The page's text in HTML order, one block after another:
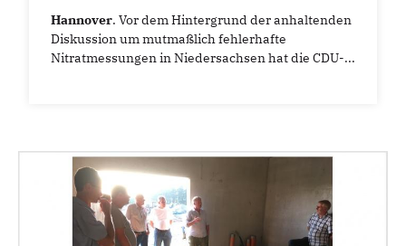
Hannover. Vor dem Hintergrund der anhaltenden
Diskussion um mutmaßlich fehlerhafte
Nitratmessungen in Niedersachsen hat die CDU-...